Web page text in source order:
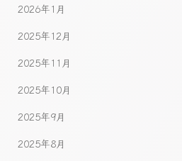
2026年1月
2025年12月
2025年11月
2025年10月
2025年9月
2025年8月